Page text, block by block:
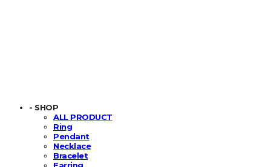
- SHOP
ALL PRODUCT
Ring
Pendant
Necklace
Bracelet